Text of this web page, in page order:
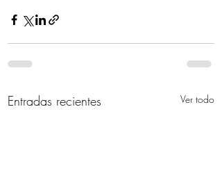
Entradas recientes Ver todo